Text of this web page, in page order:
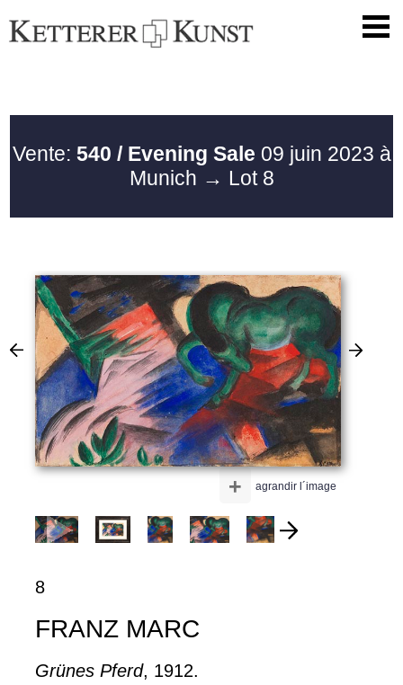
Vente: 540 / Evening Sale 09 juin 2023 à
Munich → Lot 8
agrandir l´image
+
8
FRANZ MARC
Grünes Pferd, 1912.